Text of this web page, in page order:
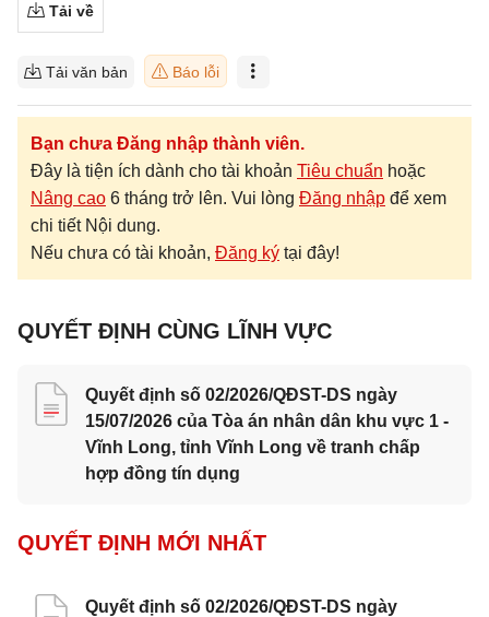
Tải về
Tải văn bản Báo lỗi
Bạn chưa Đăng nhập thành viên.
Đây là tiện ích dành cho tài khoản Tiêu chuẩn hoặc
Nâng cao 6 tháng trở lên. Vui lòng Đăng nhập để xem
chi tiết Nội dung.
Nếu chưa có tài khoản, Đăng ký tại đây!
QUYẾT ĐỊNH CÙNG LĨNH VỰC
Quyết định số 02/2026/QĐST-DS ngày
15/07/2026 của Tòa án nhân dân khu vực 1 -
Vĩnh Long, tỉnh Vĩnh Long về tranh chấp
hợp đồng tín dụng
QUYẾT ĐỊNH MỚI NHẤT
Quyết định số 02/2026/QĐST-DS ngày